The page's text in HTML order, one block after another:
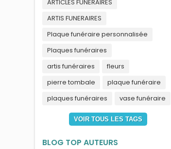
ARTICLES FUNERAIRES
ARTIS FUNERAIRES
Plaque funéraire personnalisée
Plaques funéraires
artis funéraires
fleurs
pierre tombale
plaque funéraire
plaques funéraires
vase funéraire
VOIR TOUS LES TAGS
BLOG TOP AUTEURS